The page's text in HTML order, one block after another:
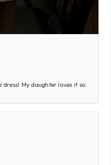
My daughter loves it so